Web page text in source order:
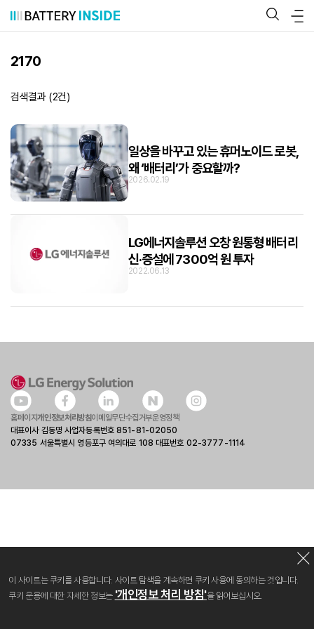
츠
2170
검색결과 (2건)
일상을 바꾸고 있는 휴머노이드 로봇,
왜 ‘배터리’가 중요할까?
2026.02.19
LG에너지솔루션 오창 원통형 배터리
신·증설에 7300억 원 투자
2022.06.13
홈페이지개인정보처리방침이메일무단수집거부운영정책
대표이사 김동명 사업자등록번호 851-81-02050
07335 서울특별시 영등포구 여의대로 108 대표번호 02-3777-1114
이 사이트는 쿠키를 사용합니다. 사이트 탐색을 계속하면 쿠키 사용에 동의하는 것입니다.
쿠키 운용에 대한 자세한 정보는 '개인정보 처리 방침'을 읽어보십시오.